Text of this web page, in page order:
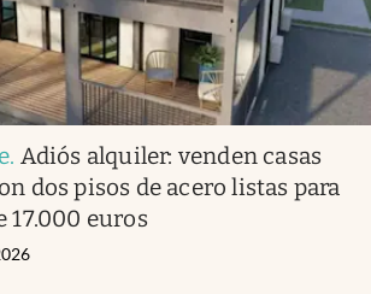
. Adiós alquiler: venden casas
dos pisos de acero listas para
17.000 euros